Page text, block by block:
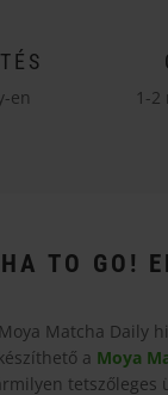
en
1-
TO GO!
Matcha Daily
a Moya
tetszőleges